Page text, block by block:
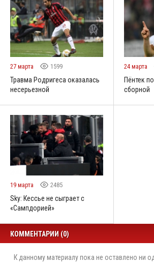
27 марта 1599
Травма Родригеса оказалась
несерьезной
24 марта
Пёнтек
сборной
19 марта 2485
Sky: Кессье не сыграет с
«Сампдорией»
КОММЕНТАРИИ (0)
К данному материалу пока не оставлено ни